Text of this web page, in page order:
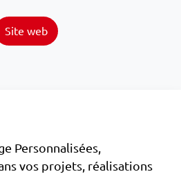
Site web
Personnalisées,
vos projets, réalisations